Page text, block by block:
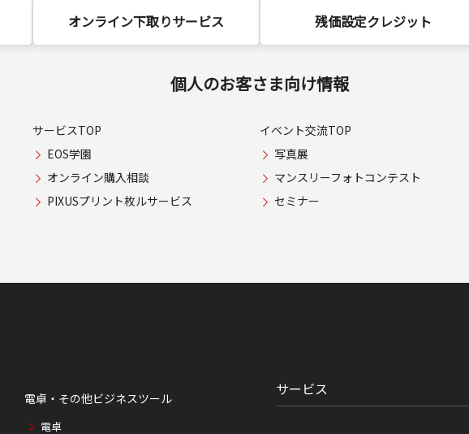
オンライン下取りサービス 残価設定クレジット
個人のお客さま向け情報
サービスTOP
EOS学園
オンライン購入相談
PIXUSプリント枚ルサービス
イベント交流TOP
写真展
マンスリーフォトコンテスト
セミナー
電卓・その他ビジネスツール
電卓
サービス